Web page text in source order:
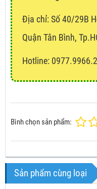
Địa chỉ: Số 40/29B
Quận Tân Bình,
Hotline:
Bình chọn sản phẩm:
Sản phẩm cùng loại